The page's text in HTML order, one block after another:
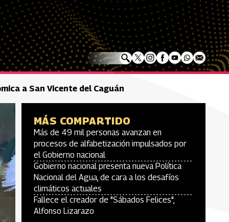
a San Vicente del Caguán
MÁS COMPARTIDO
Más de 49 mil personas avanzan en
procesos de alfabetización impulsados por
el Gobierno nacional
Gobierno nacional presenta nueva Política
Nacional del Agua, de cara a los desafíos
climáticos actuales
Fallece el creador de "Sábados Felices",
Alfonso Lizarazo